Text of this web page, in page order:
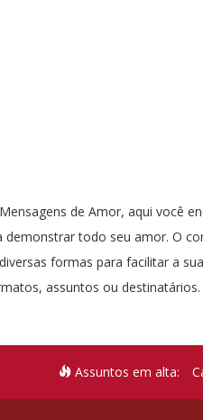
de Amor, aqui você
demonstrar todo seu amor. O
formas para facilitar a
assuntos ou destinatários.
Assuntos em alta: